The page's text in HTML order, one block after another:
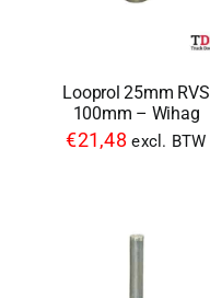
Looprol 25mm RVS
100mm – Wihag
€21,48 excl. BTW